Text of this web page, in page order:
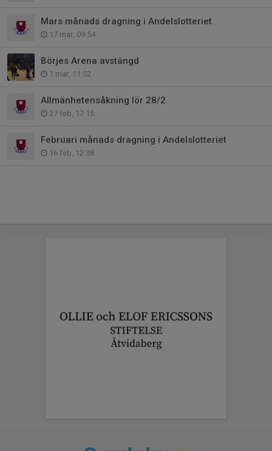
Mars månads dragning i Andelslotteriet
17 mar, 09:54
Börjes Arena avstängd
1 mar, 11:52
Allmänhetensåkning lör 28/2
27 feb, 17:15
Februari månads dragning i Andelslotteriet
16 feb, 12:38